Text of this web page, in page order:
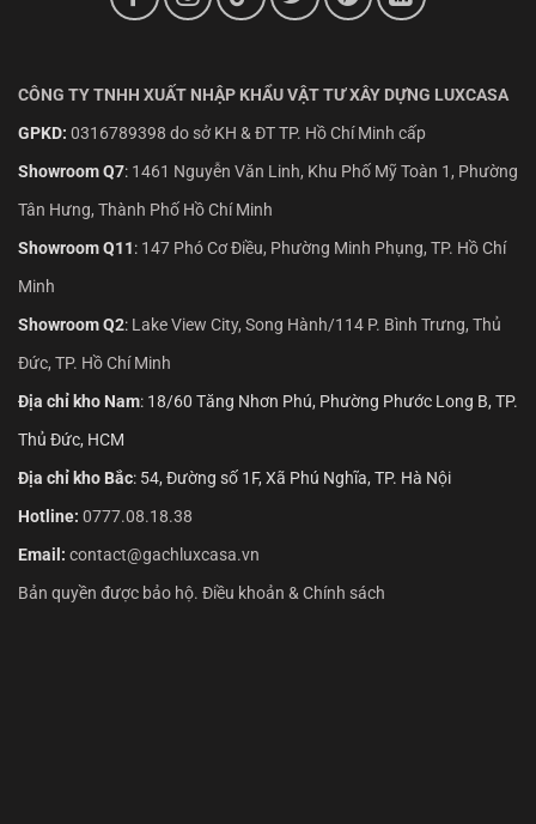
CÔNG TY TNHH XUẤT NHẬP KHẨU VẬT TƯ XÂY DỰNG LUXCASA
GPKD: 0316789398 do sở KH & ĐT TP. Hồ Chí Minh cấp
Showroom Q7: 1461 Nguyễn Văn Linh, Khu Phố Mỹ Toàn 1, Phường
Tân Hưng, Thành Phố Hồ Chí Minh
Showroom Q11: 147 Phó Cơ Điều, Phường Minh Phụng, TP. Hồ Chí
Minh
Showroom Q2: Lake View City, Song Hành/114 P. Bình Trưng, Thủ
Đức, TP. Hồ Chí Minh
Địa chỉ kho Nam: 18/60 Tăng Nhơn Phú, Phường Phước Long B, TP.
Thủ Đức, HCM
Địa chỉ kho Bắc: 54, Đường số 1F, Xã Phú Nghĩa, TP. Hà Nội
Hotline: 0777.08.18.38
Email: contact@gachluxcasa.vn
Bản quyền được bảo hộ. Điều khoản & Chính sách